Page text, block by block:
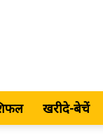
खरीदे-बेचें